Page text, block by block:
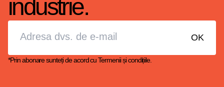
industrie.
*Prin abonare sunteți de acord cuTermenii și condițiile.